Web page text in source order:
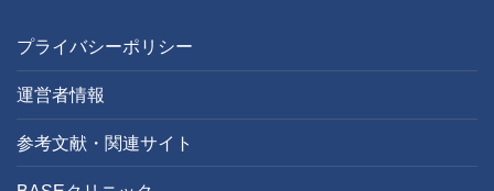
プライバシーポリシー
運営者情報
参考文献・関連サイト